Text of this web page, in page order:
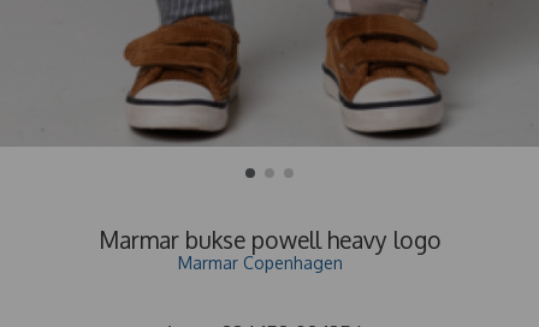
Marmar bukse powell heavy logo
Marmar Copenhagen